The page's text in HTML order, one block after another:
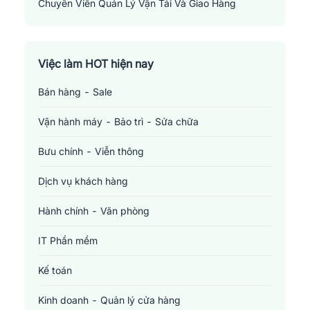
Chuyên Viên Quản Lý Vận Tải Và Giao Hàng
Việc làm HOT hiện nay
Bán hàng - Sale
Vận hành máy - Bảo trì - Sửa chữa
Bưu chính - Viễn thông
Dịch vụ khách hàng
Hành chính - Văn phòng
IT Phần mềm
Kế toán
Kinh doanh - Quản lý cửa hàng